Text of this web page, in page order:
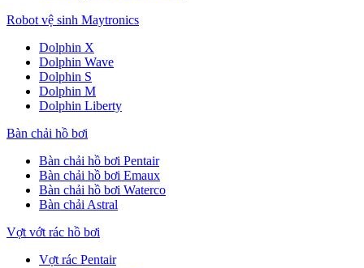
Robot vệ sinh Maytronics
Dolphin X
Dolphin Wave
Dolphin S
Dolphin M
Dolphin Liberty
Bàn chải hồ bơi
Bàn chải hồ bơi Pentair
Bàn chải hồ bơi Emaux
Bàn chải hồ bơi Waterco
Bàn chải Astral
Vợt vớt rác hồ bơi
Vợt rác Pentair